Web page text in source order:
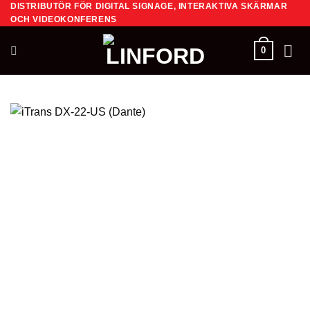
Skip
to
DISTRIBUTÖR FÖR DIGITAL SIGNAGE, INTERAKTIVA SKÄRMAR
OCH VIDEOKONFERENS
0